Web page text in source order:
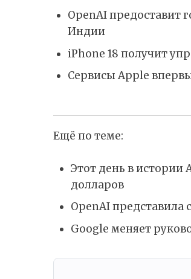
OpenAI предоставит
Индии
iPhone 18 получит
Сервисы Apple
Ещё по теме:
Этот день в истории
долларов
OpenAI представила
Google меняет